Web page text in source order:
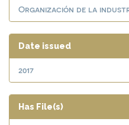
Organización de la
Date issued
2017
Has File(s)